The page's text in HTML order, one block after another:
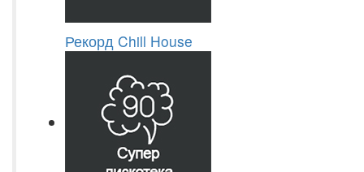
Рекорд Chill House